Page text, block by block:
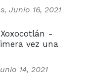
Junio 16, 2021
-
vez una
14, 2021